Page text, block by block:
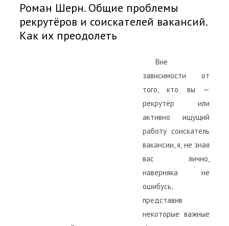
Роман Шерн. Общие проблемы
рекрутёров и соискателей вакансий.
Как их преодолеть
Вне
зависимости от
того, кто вы —
рекрутёр или
активно ищущий
работу соискатель
вакансии, я, не зная
вас лично,
наверняка не
ошибусь,
представив
некоторые важные